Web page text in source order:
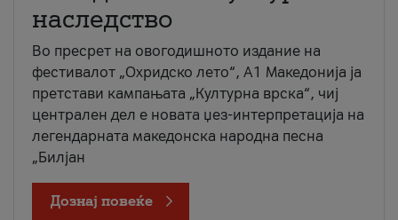
наследство
Во пресрет на овогодишното издание на
фестивалот „Охридско лето“, А1 Македонија ја
претстави кампањата „Културна врска“, чиј
централен дел е новата џез-интерпретација на
легендарната македонска народна песна
„Билјан
Дознај повеќе